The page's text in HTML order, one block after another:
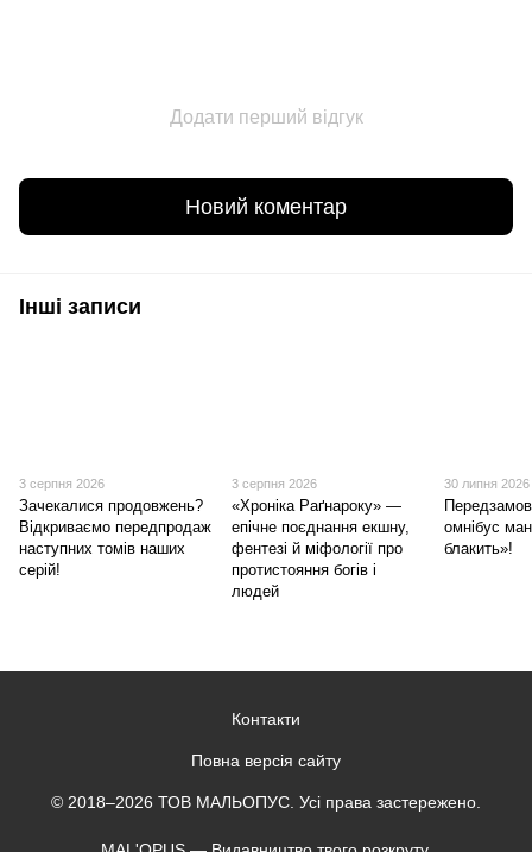
Додати перший відгук
Новий коментар
Інші записи
3 серпня 2026
Зачекалися продовжень?
Відкриваємо передпродаж
наступних томів наших
серій!
3 серпня 2026
«Хроніка Раґнароку» —
епічне поєднання екшну,
фентезі й міфології про
протистояння богів і
людей
30 липня 2026
омнібус
блакить»!
Контакти
Повна версія сайту
© 2018–2026 ТОВ МАЛЬОПУС. Усі права застережено.